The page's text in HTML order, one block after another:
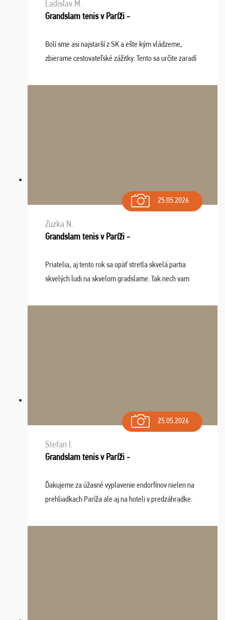
Ladislav M.
Grandslam tenis v Paríži -
Bolí sme asi najstarší z SK a ešte kým vládzeme,
zbierame cestovateľské zážitky. Tento sa určite zaradí
osudu - pohodový šefík Meďo, dobrá parti ...
25.05.2026
Zuzka N.
Grandslam tenis v Paríži -
Priatelia, aj tento rok sa opäť stretla skvelá partia
skvelých ludi na skvelom gradslame. Tak nech vam
sa na budúci rok. Prajem vam este veľa ta ...
25.05.2026
Stefan I.
Grandslam tenis v Paríži -
Ďakujeme za úžasné vyplavenie endorfínov nielen na
prehliadkach Paríža ale aj na hoteli v predzáhradke.
spomínať a zväžujeme repete budúci rok : ...